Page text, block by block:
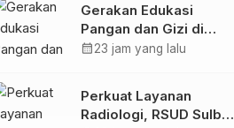
Bersama Sky World
TMII
Gerakan Edukasi
Pangan dan Gizi di
Mamasa: Tingkatkan
dalam Pemenuhan Gizi
calendar_month23 jam yang lalu
Perkuat Layanan
Radiologi, RSUD Sulbar